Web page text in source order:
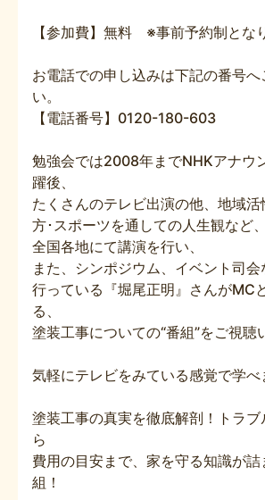
【参加費】無料 ※事前予約制とな
お電話での申し込みは下記の番号へ
い。
【電話番号】0120-180-603
勉強会では2008年までNHKアナウ
躍後、
たくさんのテレビ出演の他、地域活
方･スポーツを通しての人生観など
全国各地にて講演を行い、
また、シンポジウム、イベント司
行っている『堀尾正明』さんがMC
る、
塗装工事についての“番組”をご視聴
気軽にテレビをみている感覚で学
塗装工事の真実を徹底解剖！トラ
ら
費用の目安まで、家を守る知識が詰
組！